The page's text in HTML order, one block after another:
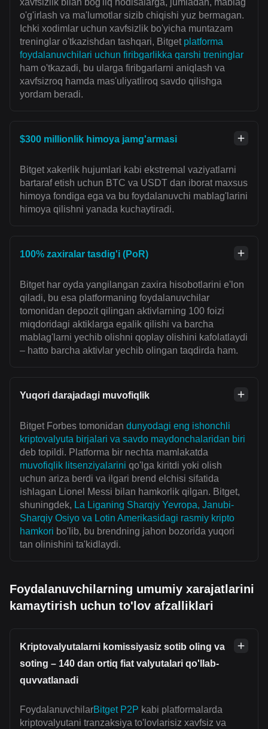
xavfsizlik bilan bog'liq hodisalarga, jumladan, mablag'
o'g'irlash va ma'lumotlar sizib chiqishi yuz bermagan.
Ichki xodimlar uchun xavfsizlik bo'yicha muntazam
treninglar o'tkazishdan tashqari, Bitget platforma
foydalanuvchilari uchun firibgarlikka qarshi treninglar
ham o'tkazadi, bu ularga firibgarlarni aniqlash va
xavfsizroq hamda mas'uliyatliroq savdo qilishga
yordam beradi.
$300 millionlik himoya jamg'armasi
Bitget xakerlik hujumlari kabi ekstremal vaziyatlarni
bartaraf etish uchun BTC va USDT dan iborat maxsus
himoya fondiga ega va bu foydalanuvchi mablag'larini
himoya qilishni yanada kuchaytiradi.
100% zaxiralar tasdig'i (PoR)
Bitget har oyda yangilangan zaxira hisobotlarini e'lon
qiladi, bu esa platformaning foydalanuvchilar
tomonidan depozit qilingan aktivlarning 100 foizi
miqdoridagi aktiklarga egalik qilishi va barcha
mablag'larni yechib olishni qoplay olishini kafolatlaydi
– hatto barcha aktivlar yechib olingan taqdirda ham.
Yuqori darajadagi muvofiqlik
Bitget Forbes tomonidan dunyodagi eng ishonchli
kriptovalyuta birjalari va savdo maydonchalaridan biri
deb topildi. Platforma bir nechta mamlakatda
muvofiqlik litsenziyalarini qo'lga kiritdi yoki olish
uchun ariza berdi va ilgari brend elchisi sifatida
ishlagan Lionel Messi bilan hamkorlik qilgan. Bitget,
shuningdek, La Liganing Sharqiy Yevropa, Janubi-
Sharqiy Osiyo va Lotin Amerikasidagi rasmiy kripto
hamkori bo'lib, bu brendning jahon bozorida yuqori
tan olinishini ta'kidlaydi.
Foydalanuvchilarning umumiy xarajatlarini
kamaytirish uchun to'lov afzalliklari
Kriptovalyutalarni komissiyasiz sotib oling va
soting – 140 dan ortiq fiat valyutalari qo'llab-
quvvatlanadi
FoydalanuvchilarBitget P2P kabi platformalarda
kriptovalyutani tranzaksiya to'lovlarisiz xavfsiz va